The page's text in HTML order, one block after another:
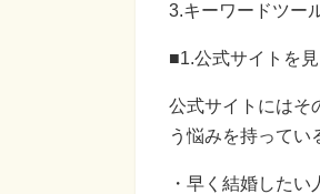
3.キーワードツー
■1.公式サイトを
公式サイトにはそ
う悩みを持ってい
・早く結婚した